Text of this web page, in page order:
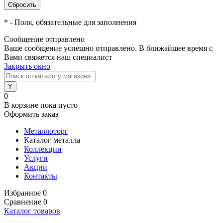
* - Поля, обязательные для заполнения
Сообщение отправлено
Ваше сообщение успешно отправлено. В ближайшее время с
Вами свяжется наш специалист
Закрыть окно
0
В корзине пока пусто
Оформить заказ
Металлоторг
Каталог металла
Коллекции
Услуги
Акции
Контакты
Избранное 0
Сравнение 0
Каталог товаров